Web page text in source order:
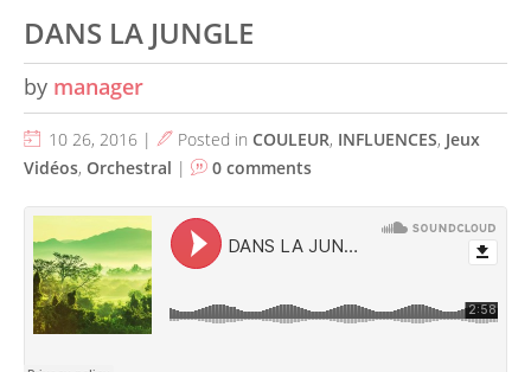
DANS LA JUNGLE
by manager
10 26, 2016 | Posted in COULEUR, INFLUENCES, Jeux
Vidéos, Orchestral | 0 comments